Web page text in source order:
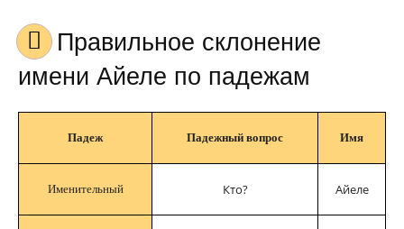
Правильное склонение
имени Айеле по падежам
Падеж Падежный вопрос Имя
Именительный Кто? Айеле